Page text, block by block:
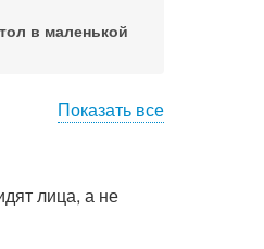
в маленькой
Показать все
лица, а не